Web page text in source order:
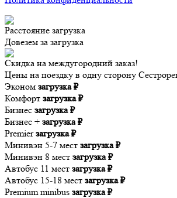
Расстояние загрузка
Довезем за загрузка
Скидка на междугородний заказ!
Цены на поездку в одну сторону
Эконом загрузка ₽
Комфорт загрузка ₽
Бизнес загрузка ₽
Бизнес + загрузка ₽
Premier загрузка ₽
Минивэн 5-7 мест загрузка ₽
Минивэн 8 мест загрузка ₽
Автобус 11 мест загрузка ₽
Автобус 15-18 мест загрузка ₽
Premium minibus загрузка ₽